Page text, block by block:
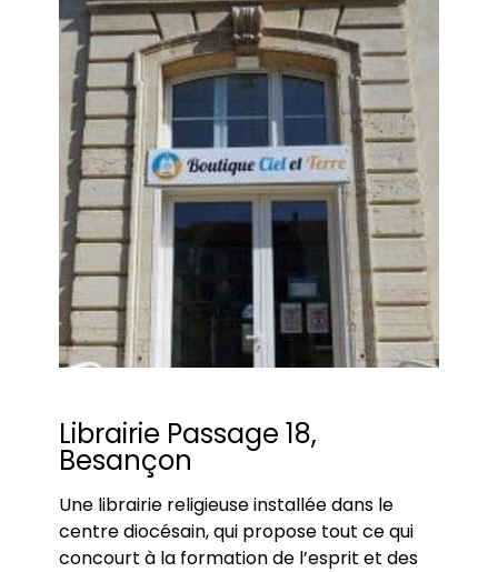
Librairie Passage 18,
Besançon
Une librairie religieuse installée dans le
centre diocésain, qui propose tout ce qui
concourt à la formation de l’esprit et des